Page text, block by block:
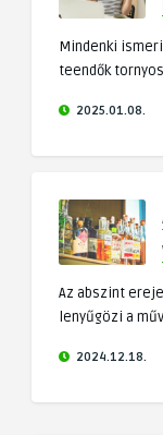
Mindenki
teendők
2025.01.08.
Az abszint
lenyűgözi a
2024.12.18.